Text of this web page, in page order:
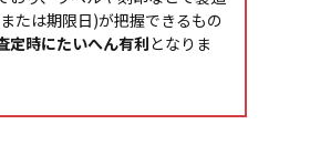
たは期限日)が把握できるもの
定時にたいへん有利となりま